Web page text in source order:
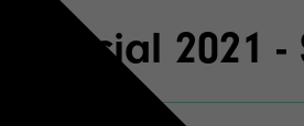
Special 2021